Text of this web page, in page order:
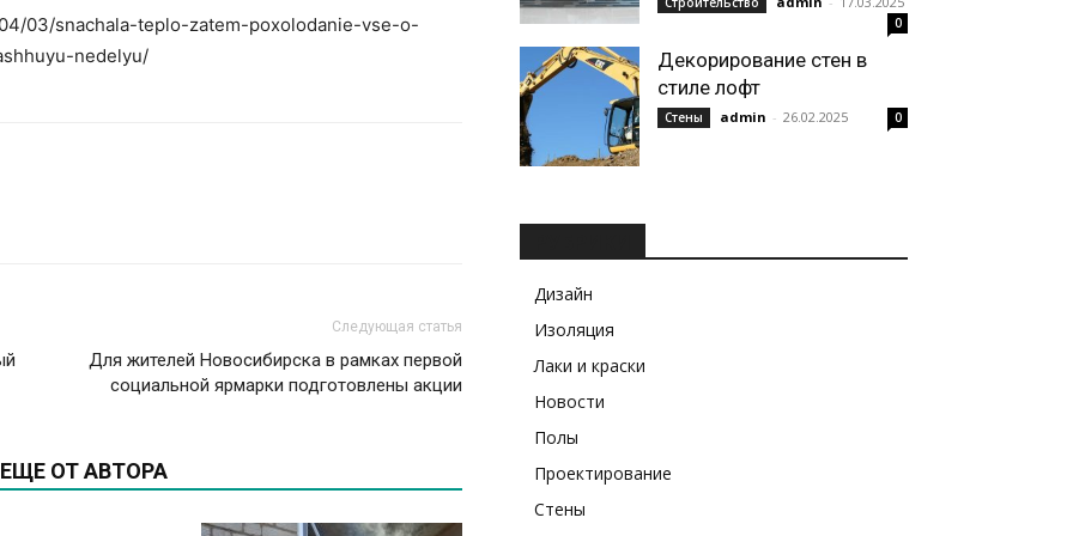
03/snachala-teplo-zatem-poxolodanie-vse-o-
nedelyu/
Следующая статья
Для жителей Новосибирска в рамках первой
социальной ярмарки подготовлены акции
ЕЩЕ ОТ АВТОРА
0
Декорирование стен в
стиле лофт
Стены admin - 26.02.2025 0
Дизайн
Изоляция
Лаки и краски
Новости
Полы
Проектирование
Стены